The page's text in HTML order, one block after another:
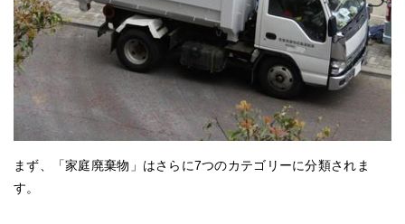
まず、「家庭廃棄物」はさらに7つのカテゴリーに分類されま
す。